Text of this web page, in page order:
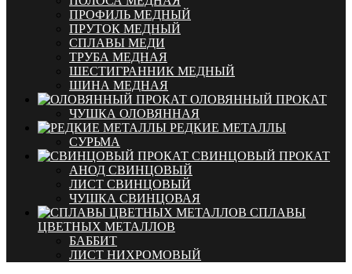
ПРОФИЛЬ МЕДНЫЙ
ПРУТОК МЕДНЫЙ
СПЛАВЫ МЕДИ
ТРУБА МЕДНАЯ
ШЕСТИГРАННИК МЕДНЫЙ
ШИНА МЕДНАЯ
ОЛОВЯННЫЙ ПРОКАТ
ЧУШКА ОЛОВЯННАЯ
РЕДКИЕ МЕТАЛЛЫ
СУРЬМА
СВИНЦОВЫЙ ПРОКАТ
АНОД СВИНЦОВЫЙ
ЛИСТ СВИНЦОВЫЙ
ЧУШКА СВИНЦОВАЯ
СПЛАВЫ
ЦВЕТНЫХ МЕТАЛЛОВ
БАББИТ
ЛИСТ НИХРОМОВЫЙ